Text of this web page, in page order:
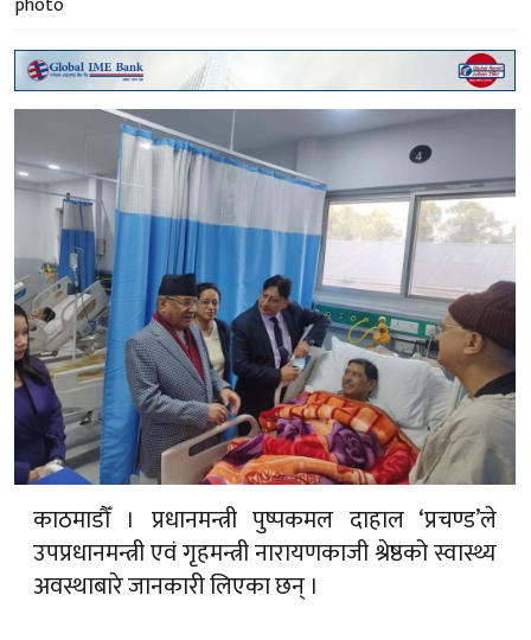
काठमाडौँ । प्रधानमन्त्री पुष्पकमल दाहाल ‘प्रचण्ड’ले
उपप्रधानमन्त्री एवं गृहमन्त्री नारायणकाजी श्रेष्ठको स्वास्थ्य
अवस्थाबारे जानकारी लिएका छन् ।